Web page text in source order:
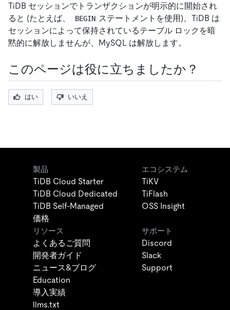
TiDB セッションでトランザクションが明示的に開始され
ると (たとえば、
BEGIN ステートメントを使用)、TiDB は
セッションによって保持されているテーブル ロックを暗
黙的に解放しませんが、MySQL は解放します。
このページは役に立ちましたか？
はい いいえ
製品
TiDB Cloud Starter
TiDB Cloud Dedicated
TiDB Self-Managed
価格
エコシステム
TiKV
TiFlash
OSS Insight
リソース
よくあるご質問
開発者ガイド
ニュース&ブログ
Education
導入実績
llms.txt
サポート
Discord
Slack
Support